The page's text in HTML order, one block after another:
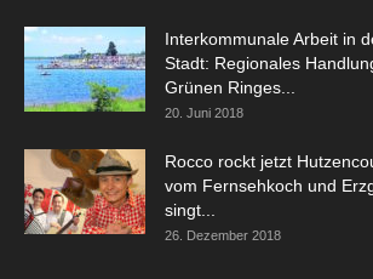
Interkommunale Arbeit in
Stadt: Regionales
Grünen Ringes...
20. Juni 2018
Rocco rockt jetzt
vom Fernsehkoch und
singt...
26. Dezember 2018